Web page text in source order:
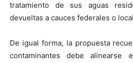
tratamiento de sus aguas
devueltas a cauces federales o
De igual forma, la propuesta
contaminantes debe alinearse